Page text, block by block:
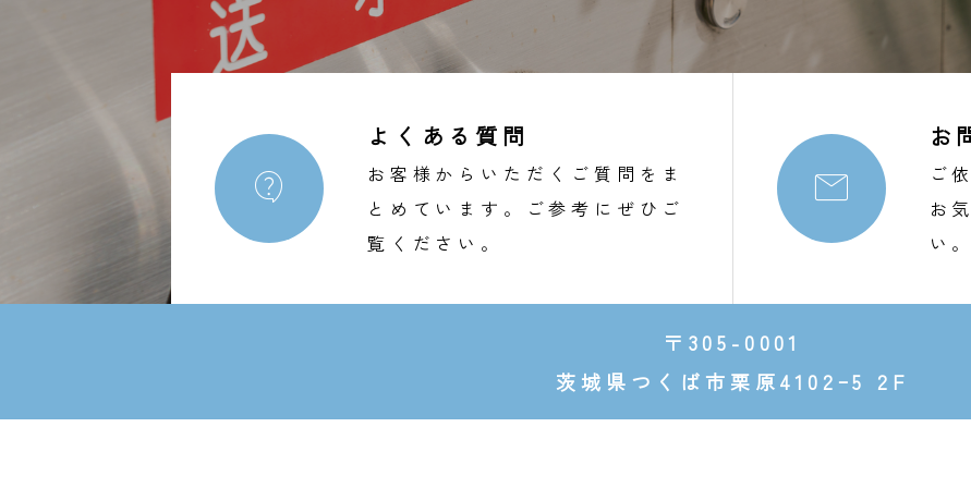

よくある質問
お客様からいただくご質問をま
とめています。ご参考にぜひご
覧ください。

お
ご
お
い。
〒305-0001
茨城県つくば市栗原4102ｰ5 2F